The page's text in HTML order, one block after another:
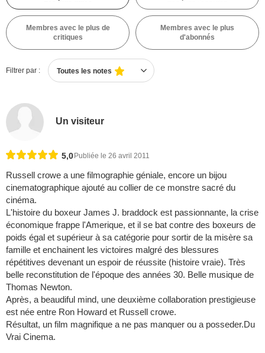
Membres avec le plus de
critiques
Membres avec le plus
d'abonnés
Filtrer par : Toutes les notes
Un visiteur
5,0 Publiée le 26 avril 2011
Russell crowe a une filmographie géniale, encore un bijou
cinematographique ajouté au collier de ce monstre sacré du
cinéma.
L'histoire du boxeur James J. braddock est passionnante, la crise
économique frappe l'Amerique, et il se bat contre des boxeurs de
poids égal et supérieur à sa catégorie pour sortir de la misère sa
famille et enchainent les victoires malgré des blessures
répétitives devenant un espoir de réussite (histoire vraie). Très
belle reconstitution de l'époque des années 30. Belle musique de
Thomas Newton.
Après, a beaudiful mind, une deuxième collaboration prestigieuse
est née entre Ron Howard et Russell crowe.
Résultat, un film magnifique a ne pas manquer ou a posseder.Du
Vrai Cinema.